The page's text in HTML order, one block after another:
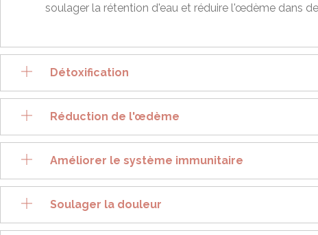
soulager la rétention d'eau et réduire l'œdème dans
Détoxification
Réduction de l'œdème
Améliorer le système immunitaire
Soulager la douleur